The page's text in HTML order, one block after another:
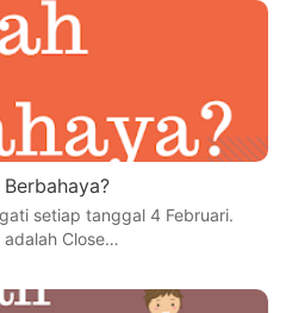
setiap tanggal 4 Februari.
Close…